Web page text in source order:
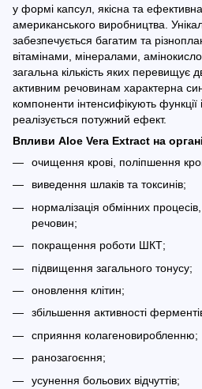
у формі капсул, якісна та
американського виробництва.
забезпечується багатим та
вітамінами, мінералами,
загальна кількість яких перевищує
активним речовинам характерна
компоненти інтенсифікують функції
реалізується потужний ефект.
Впливи Aloe Vera Extract на
очищення крові, поліпшення
виведення шлаків та токсинів;
нормалізація обмінних
речовин;
покращення роботи ШКТ;
підвищення загального тонусу;
оновлення клітин;
збільшення активності
сприяння колагеновиробленню;
ранозагоєння;
усунення больових відчуттів;